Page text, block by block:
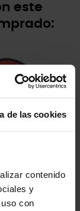
de las cookies
contenido
y
con
este